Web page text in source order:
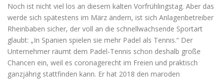
Noch ist nicht viel los an diesem kalten Vorfrühlingstag. Aber das
werde sich spätestens im März ändern, ist sich Anlagenbetreiber
Rheinbaben sicher, der voll an die schnellwachsende Sportart
glaubt: „In Spanien spielen sie mehr Padel als Tennis.“ Der
Unternehmer räumt dem Padel-Tennis schon deshalb große
Chancen ein, weil es coronagerecht im Freien und praktisch
ganzjährig stattfinden kann. Er hat 2018 den maroden